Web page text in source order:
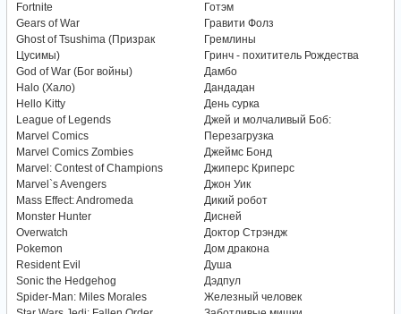
Fortnite
Gears of War
Ghost of Tsushima (Призрак
Цусимы)
God of War (Бог войны)
Halo (Хало)
Hello Kitty
League of Legends
Marvel Comics
Marvel Comics Zombies
Marvel: Contest of Champions
Marvel`s Avengers
Mass Effect: Andromeda
Monster Hunter
Overwatch
Pokemon
Resident Evil
Sonic the Hedgehog
Spider-Man: Miles Morales
Готэм
Гравити Фолз
Гремлины
Гринч - похититель Рождества
Дамбо
Дандадан
День сурка
Джей и молчаливый Боб:
Перезагрузка
Джеймс Бонд
Джиперс Криперс
Джон Уик
Дикий робот
Дисней
Доктор Стрэндж
Дом дракона
Душа
Дэдпул
Железный человек